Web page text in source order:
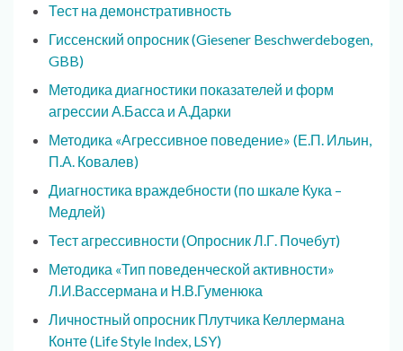
Тест на демонстративность
Гиссенский опросник (Giesener Beschwerdebogen,
GBB)
Методика диагностики показателей и форм
агрессии А.Басса и А.Дарки
Методика «Агрессивное поведение» (Е.П. Ильин,
П.А. Ковалев)
Диагностика враждебности (по шкале Кука –
Медлей)
Тест агрессивности (Опросник Л.Г. Почебут)
Методика «Тип поведенческой активности»
Л.И.Вассермана и Н.В.Гуменюка
Личностный опросник Плутчика Келлермана
Конте (Life Style Index, LSY)